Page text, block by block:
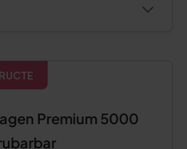
Premium 5000